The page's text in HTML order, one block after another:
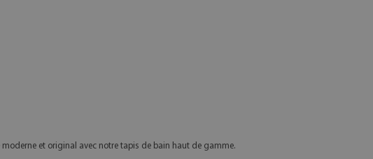
moderne et original avec notre tapis de bain haut de gamme.